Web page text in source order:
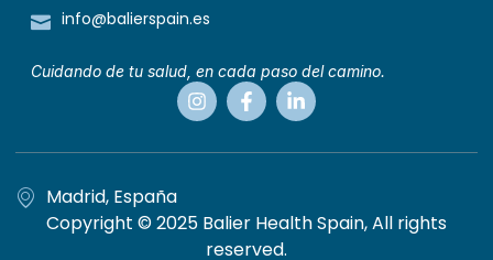
info@balierspain.es
Cuidando de tu salud, en cada paso del camino.
Copyright © 2025 Balier Health Spain, All rights
reserved.
Madrid, España